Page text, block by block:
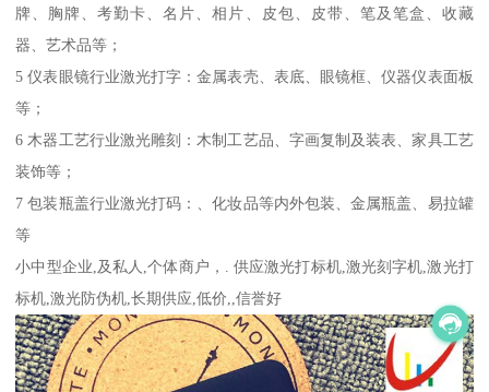
牌、胸牌、考勤卡、名片、相片、皮包、皮带、笔及笔盒、收藏
器、艺术品等；
5 仪表眼镜行业激光打字：金属表壳、表底、眼镜框、仪器仪表面板
等；
6 木器工艺行业激光雕刻：木制工艺品、字画复制及装表、家具工艺
装饰等；
7 包装瓶盖行业激光打码：、化妆品等内外包装、金属瓶盖、易拉罐
等
小中型企业,及私人,个体商户，. 供应激光打标机,激光刻字机,激光打
标机,激光防伪机,长期供应,低价,,信誉好